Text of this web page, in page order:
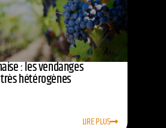
: les vendanges
hétérogènes
LIRE PLUS